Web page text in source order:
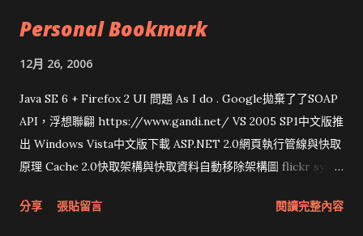
Personal Bookmark
12月 26, 2006
Java SE 6 + Firefox 2 UI 問題 As I do . Google拋棄了了SOAP
API，浮想聯翩 https://www.gandi.net/ VS 2005 SP1中文版推
出 Windows Vista中文版下載 ASP.NET 2.0網頁執行管線與快取
原理 Cache 2.0快取架構與快取資料自動移除架構圖 flickr sync
圖治推動改革 Wait and see 國內某SOC疑遭駭客入侵 大砲開講
分享 張貼留言 閱讀完整內容